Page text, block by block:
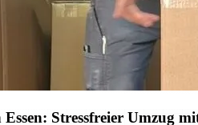
Stressfreier Umzug